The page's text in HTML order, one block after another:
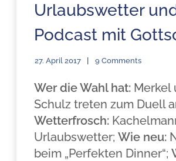
Urlaubswetter
Podcast mit
27. April 2017 9 Comments
Wer die Wahl hat: Merkel
Schulz treten zum Duell
Wetterfrosch:
Urlaubswetter;Wie neu:
beim „Perfekten Dinner“;